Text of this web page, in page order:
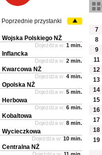
7
8
9
11
12
13
14
15
16
17
18
19
Poprzednie przystanki
Wojska Polskiego NŻ
Dojeżdża w: 1 min.
Inflancka
Dojeżdża w: 2 min.
Kwarcowa NŻ
Dojeżdża w: 4 min.
Opolska NŻ
Dojeżdża w: 5 min.
Herbowa
Dojeżdża w: 6 min.
Kobaltowa
Dojeżdża w: 8 min.
Wycieczkowa
Dojeżdża w: 10 min.
Centralna NŻ